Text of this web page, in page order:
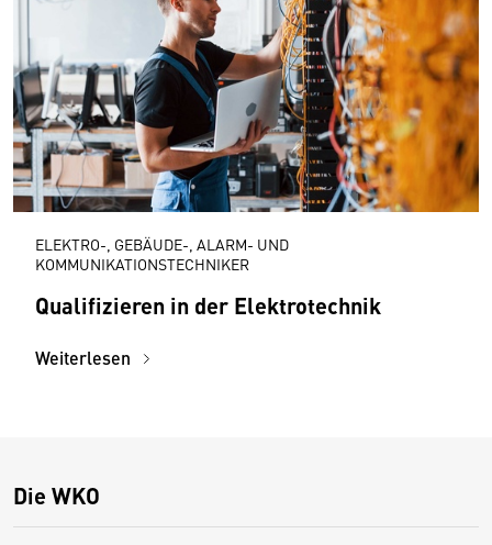
ELEKTRO-, GEBÄUDE-, ALARM- UND
KOMMUNIKATIONSTECHNIKER
Qualifizieren in der Elektrotechnik
Weiterlesen
Die WKO